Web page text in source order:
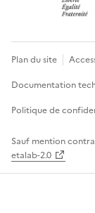
Plan du site
Documentation
Politique de
Sauf mention
etalab-2.0